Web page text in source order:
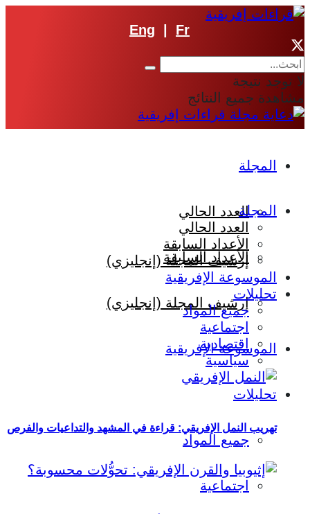
Eng Fr
لا توجد نتيجة
مشاهدة جميع النتائج
المجلة
العدد الحالي
الأعداد السابقة
إرشيف المجلة (إنجليزي)
الموسوعة الإفريقية
تحليلات
جميع المواد
اجتماعية
المجلة
العدد الحالي
الأعداد السابقة
إرشيف المجلة (إنجليزي)
الموسوعة الإفريقية
تحليلات
جميع المواد
اجتماعية
اقتصادية
سياسية
تهريب النمل الإفريقي: قراءة في المشهد والتداعيات والفرص